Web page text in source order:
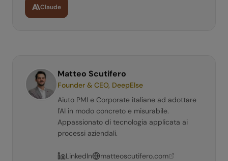
Claude
Matteo Scutifero
Founder & CEO, DeepElse
Aiuto PMI e Corporate italiane ad adottare
l'AI in modo concreto e misurabile.
Appassionato di tecnologia applicata ai
processi aziendali.
LinkedIn matteoscutifero.com